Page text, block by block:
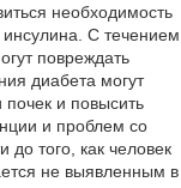
необходимость
инсулина. С течением
повреждать
диабета могут
почек и повысить
и проблем со
того, как человек
не выявленным в